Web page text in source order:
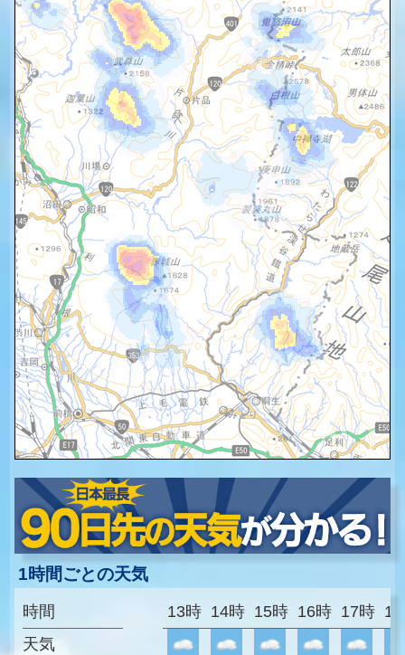
1時間ごとの天気
時間
天気
13時 14時 15時 16時 17時